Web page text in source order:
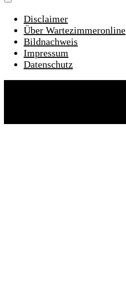
Disclaimer
Über Wartezimmeronline
Bildnachweis
Impressum
Datenschutz